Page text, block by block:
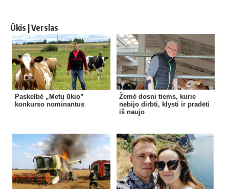
Ūkis | Verslas
Paskelbė „Metų ūkio”
konkurso nominantus
Žemė dosni tiems, kurie
nebijo dirbti, klysti ir pradėti
iš naujo